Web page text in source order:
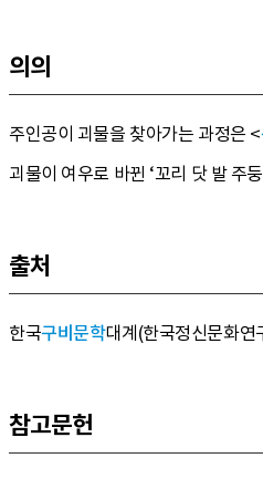
의의
주인공이 괴물을 찾아가는 과정은 <
괴물이 여우로 바뀐 ‘꼬리 닷 발 주
출처
한국구비문학대계(한국정신문화
참고문헌